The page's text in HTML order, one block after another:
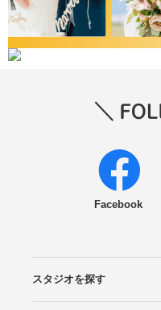
Facebook
スタジオを探す